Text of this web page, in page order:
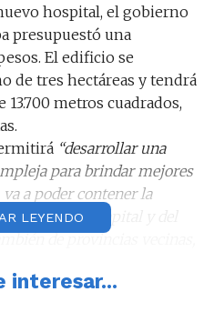
hospital, el gobierno
presupuestó una
El edificio se
de tres hectáreas y tendrá
metros cuadrados,
“desarrollar una
para brindar mejores
a poder contener la
no sólo de la Capital y del
país”, aseguró el titular de
LEYENDO
interesar...